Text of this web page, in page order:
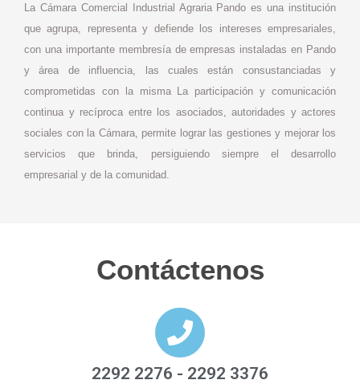
La Cámara Comercial Industrial Agraria Pando es una institución
que agrupa, representa y defiende los intereses empresariales,
con una importante membresía de empresas instaladas en Pando
y área de influencia, las cuales están consustanciadas y
comprometidas con la misma La participación y comunicación
continua y recíproca entre los asociados, autoridades y actores
sociales con la Cámara, permite lograr las gestiones y mejorar los
servicios que brinda, persiguiendo siempre el desarrollo
empresarial y de la comunidad.
Contáctenos
2292 2276 - 2292 3376